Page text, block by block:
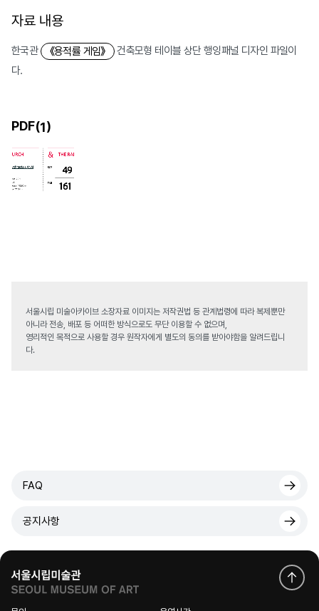
자료 내용
한국관 《용적률 게임》
건축모형 테이블 상단 행잉패널 디자인 파일이
다.
PDF(1)
서울시립 미술아카이브 소장자료 이미지는 저작권법 등 관계법령에 따라 복제뿐만
아니라 전송, 배포 등 어떠한 방식으로도 무단 이용할 수 없으며,
영리적인 목적으로 사용할 경우 원작자에게 별도의 동의를 받아야함을 알려드립니
다.
FAQ
공지사항